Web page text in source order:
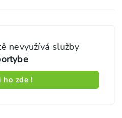
nevyužívá služby
ho zde !